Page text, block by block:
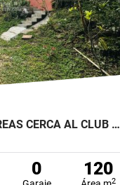
FINCA DE 7.6 HECTÁREAS CERCA AL CLUB CAMPESTRE VILLA LAURA
0 120
2